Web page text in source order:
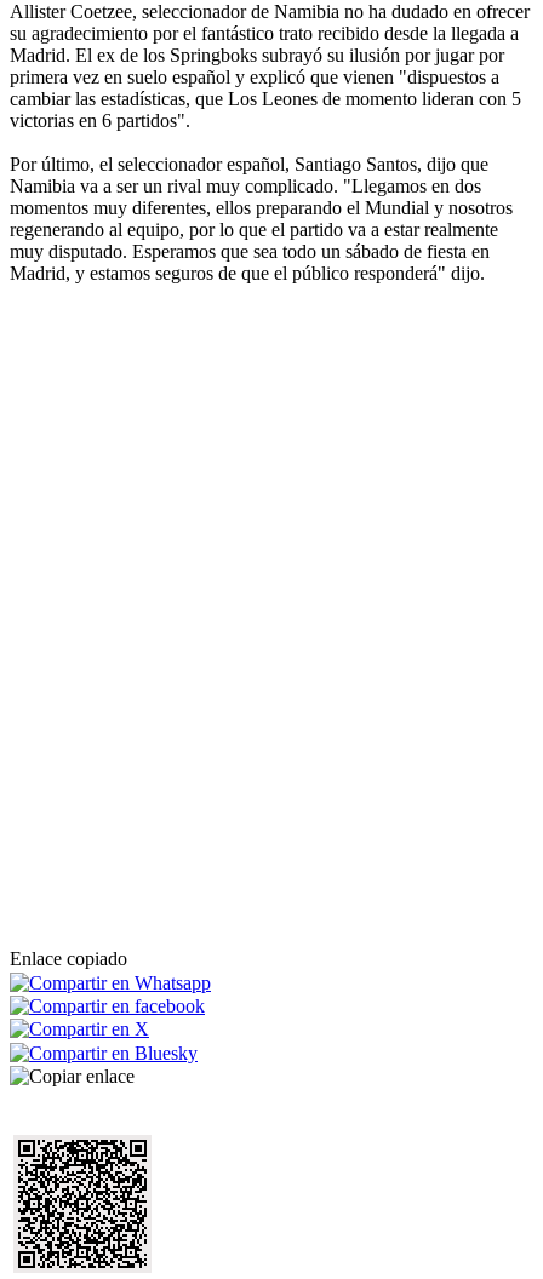
Allister Coetzee, seleccionador de Namibia no ha dudado en ofrecer
su agradecimiento por el fantástico trato recibido desde la llegada a
Madrid. El ex de los Springboks subrayó su ilusión por jugar por
primera vez en suelo español y explicó que vienen "dispuestos a
cambiar las estadísticas, que Los Leones de momento lideran con 5
victorias en 6 partidos".
Por último, el seleccionador español, Santiago Santos, dijo que
Namibia va a ser un rival muy complicado. "Llegamos en dos
momentos muy diferentes, ellos preparando el Mundial y nosotros
regenerando al equipo, por lo que el partido va a estar realmente
muy disputado. Esperamos que sea todo un sábado de fiesta en
Madrid, y estamos seguros de que el público responderá" dijo.
Enlace copiado